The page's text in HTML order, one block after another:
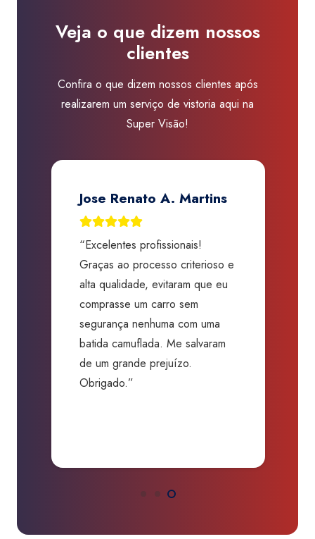
Veja o que dizem nossos
clientes
Confira o que dizem nossos clientes após
realizarem um serviço de vistoria aqui na
Super Visão!
Jose Renato A. Martins
“Excelentes profissionais!
Graças ao processo criterioso e
alta qualidade, evitaram que eu
comprasse um carro sem
segurança nenhuma com uma
batida camuflada. Me salvaram
de um grande prejuízo.
Obrigado.”